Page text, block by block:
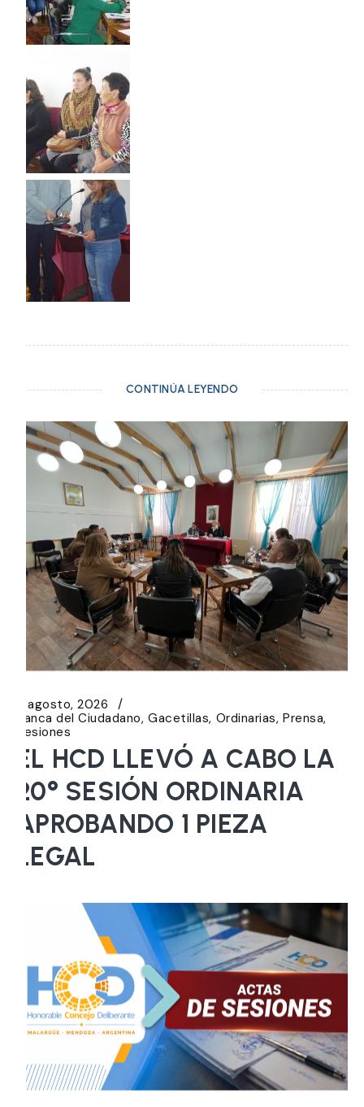
CONTINÚA LEYENDO
6 agosto, 2026
Banca del Ciudadano Gacetillas Ordinarias Prensa
Sesiones
EL HCD LLEVÓ A CABO LA
20° SESIÓN ORDINARIA
APROBANDO 1 PIEZA
LEGAL